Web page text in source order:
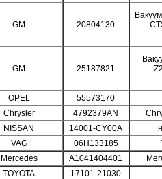
GM 20804130
GM 25187821
OPEL
55573170
Chrysler 4792379AN
NISSAN 14001-CY00A
VAG 06H133185
Mercedes A1041404401
TOYOTA
17101-21030